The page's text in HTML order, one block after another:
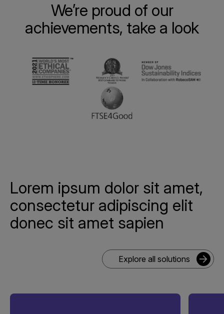
We’re proud of our
achievements, take a look
Lorem ipsum dolor sit amet,
consectetur adipiscing elit
donec sit amet sapien
Explore all solutions